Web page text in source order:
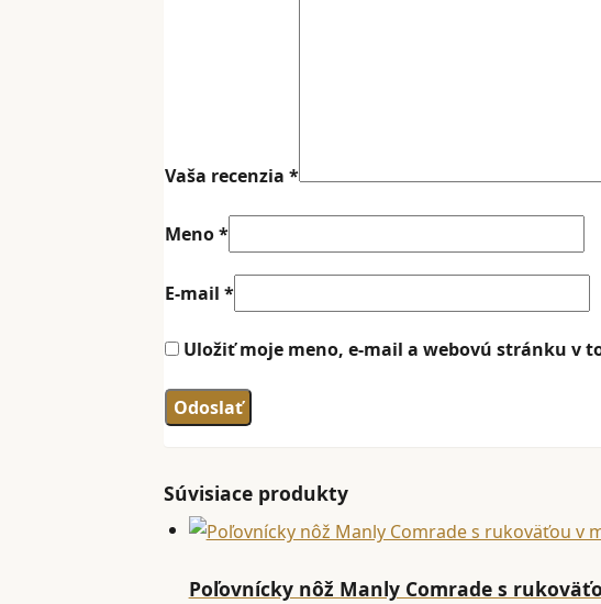
Vaša recenzia*
Meno*
E-mail*
Uložiť moje meno, e-mail a webovú stránku v
Súvisiace produkty
Poľovnícky nôž Manly Comrade s